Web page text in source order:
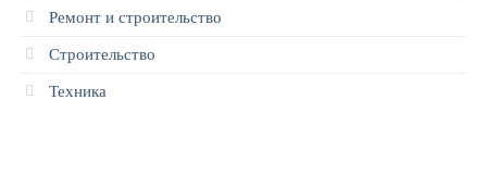
Ремонт и строительство
Строительство
Техника